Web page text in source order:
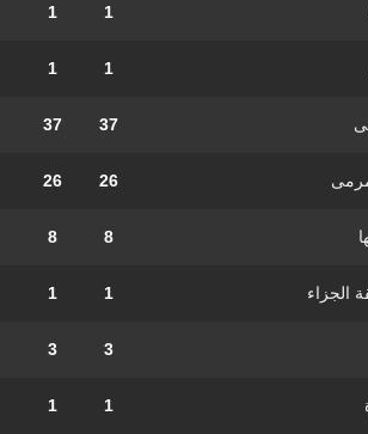
1
1
1
1
37
37
26
26
8
8
الجزاء 1
1
3
3
1
1